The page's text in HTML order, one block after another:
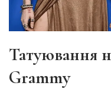
Татуювання
Grammy